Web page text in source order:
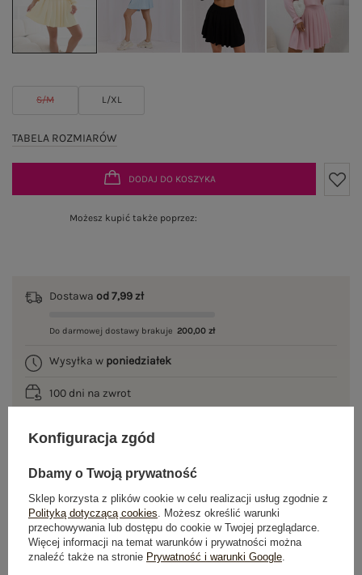
S/M L/XL
TABELA ROZMIARÓW
DODAJ DO KOSZYKA
Możesz kupić także poprzez:
Dostawa od 7,99 zł
Do darmowej dostawy brakuje 200,00 zł
Wysyłka w poniedziałek
100 dni na zwrot
OPIS PRODUKTU
GŁÓWNE PARAMETRY
OPINIE O PRODUKCIE (0)
Konfiguracja zgód
Dbamy o Twoją prywatność
Sklep korzysta z plików cookie w celu realizacji usług zgodnie z
Polityką dotyczącą cookies. Możesz określić warunki
przechowywania lub dostępu do cookie w Twojej przeglądarce.
Więcej informacji na temat warunków i prywatności można
znaleźć także na stronie Prywatność i warunki Google.